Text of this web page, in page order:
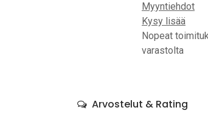
Myyntiehdot
Kysy lisää
Nopeat
varastolta
Arvostelut & Rating